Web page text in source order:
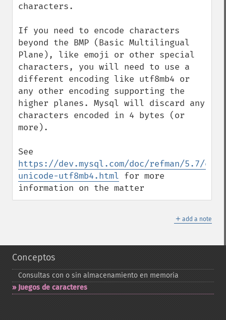
characters.
If you need to encode characters
beyond the BMP (Basic Multilingual
Plane), like emoji or other special
characters, you will need to use a
different encoding like utf8mb4 or
any other encoding supporting the
higher planes. Mysql will discard any
characters encoded in 4 bytes (or
more).
https://dev.mysql.com/doc/refman/5.7/en/
unicode-utf8mb4.html for more
information on the matter
＋ add a note
Conceptos
Consultas con o sin almacenamiento en memoria
Juegos de caracteres